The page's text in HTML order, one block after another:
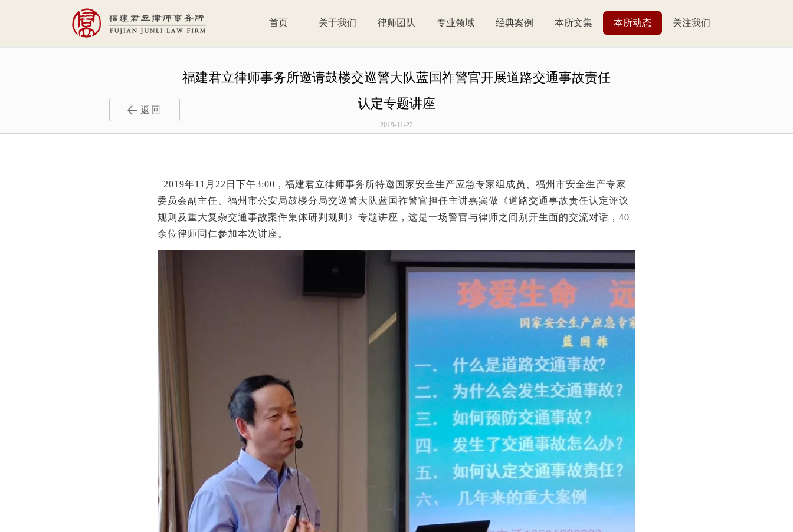
首页 关于我们 律师团队 专业领域 经典案例 本所文集 本所动态 关注我们
返回
福建君立律师事务所邀请鼓楼交巡警大队蓝国祚警官开展道路交通事故责任
认定专题讲座
2019-11-22
2019年11月22日下午3:00，福建君立律师事务所特邀国家安全生产应急专家组成员、福州市安全生产专家
委员会副主任、福州市公安局鼓楼分局交巡警大队蓝国祚警官担任主讲嘉宾做《道路交通事故责任认定评议
规则及重大复杂交通事故案件集体研判规则》专题讲座，这是一场警官与律师之间别开生面的交流对话，40
余位律师同仁参加本次讲座。